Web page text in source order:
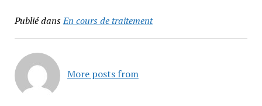
Publié dansEn cours de traitement
More posts from